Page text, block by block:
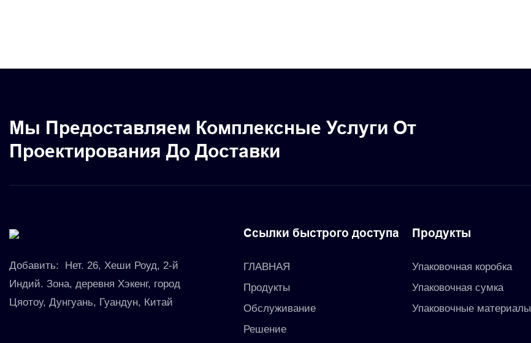
Мы Предоставляем Комплексные Услуги От
Проектирования До Доставки
Добавить:
Нет. 26, Хеши Роуд, 2-й
Индий. Зона, деревня Хэкенг, город
Цяотоу, Дунгуань, Гуандун, Китай
Ссылки быстрого доступа
ГЛАВНАЯ
Продукты
Обслуживание
Решение
Продукты
Упаковочная коробка
Упаковочная сумка
Упаковочные материалы